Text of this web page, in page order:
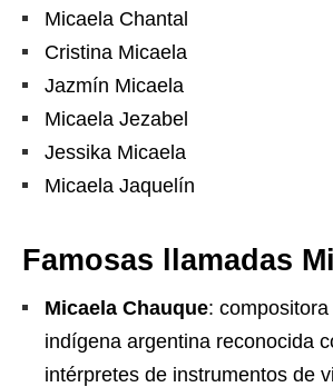
Micaela Chantal
Cristina Micaela
Jazmín Micaela
Micaela Jezabel
Jessika Micaela
Micaela Jaquelín
Famosas llamadas
Micaela Chauque:
indígena argentina reconocida
intérpretes de instrumentos de